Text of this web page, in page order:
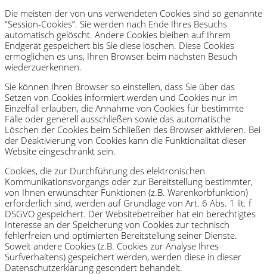
Die meisten der von uns verwendeten Cookies sind so genannte
“Session-Cookies”. Sie werden nach Ende Ihres Besuchs
automatisch gelöscht. Andere Cookies bleiben auf Ihrem
Endgerät gespeichert bis Sie diese löschen. Diese Cookies
ermöglichen es uns, Ihren Browser beim nächsten Besuch
wiederzuerkennen.
Sie können Ihren Browser so einstellen, dass Sie über das
Setzen von Cookies informiert werden und Cookies nur im
Einzelfall erlauben, die Annahme von Cookies für bestimmte
Fälle oder generell ausschließen sowie das automatische
Löschen der Cookies beim Schließen des Browser aktivieren. Bei
der Deaktivierung von Cookies kann die Funktionalität dieser
Website eingeschränkt sein.
Cookies, die zur Durchführung des elektronischen
Kommunikationsvorgangs oder zur Bereitstellung bestimmter,
von Ihnen erwünschter Funktionen (z.B. Warenkorbfunktion)
erforderlich sind, werden auf Grundlage von Art. 6 Abs. 1 lit. f
DSGVO gespeichert. Der Websitebetreiber hat ein berechtigtes
Interesse an der Speicherung von Cookies zur technisch
fehlerfreien und optimierten Bereitstellung seiner Dienste.
Soweit andere Cookies (z.B. Cookies zur Analyse Ihres
Surfverhaltens) gespeichert werden, werden diese in dieser
Datenschutzerklärung gesondert behandelt.